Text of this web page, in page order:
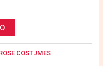
COSTUMES